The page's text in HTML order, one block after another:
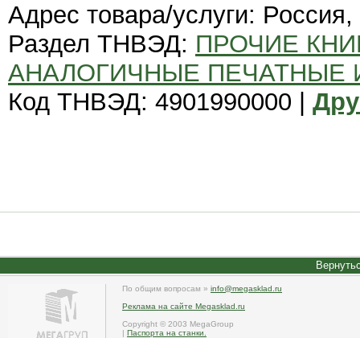
Адрес товара/услуги:
Раздел ТНВЭД: ПРОЧИЕ
АНАЛОГИЧНЫЕ
Код ТНВЭД: 4901990000 |
По общим вопросам » info@megasklad.ru
Реклама на сайте Megasklad.ru
Copyright © 2003 MegaGroup
| Паспорта на станки.